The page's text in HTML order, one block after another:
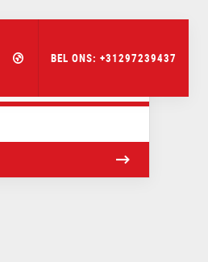
BEL ONS: +31297239437